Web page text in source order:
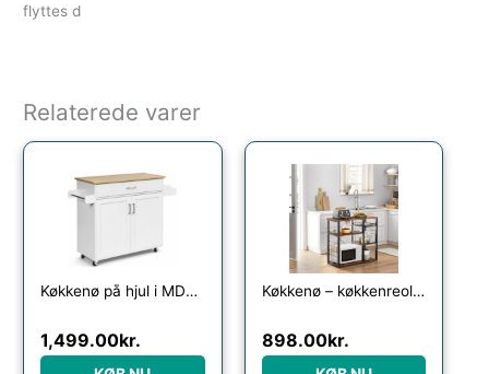
flyttes d
Relaterede varer
Køkkenø på hjul i MDF og hårdtræ H85 x B90 – 116 x D40 cm – Hvid/Natur
1,499.00kr.
Køkkenø – køkkenreol i industrielt design – rustik brun 90x40x84 – Køkkenudstyr – Daily-Living
898.00kr.